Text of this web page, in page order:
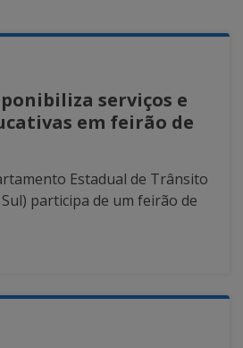
serviços e
em feirão de
Estadual de Trânsito
participa de um feirão de